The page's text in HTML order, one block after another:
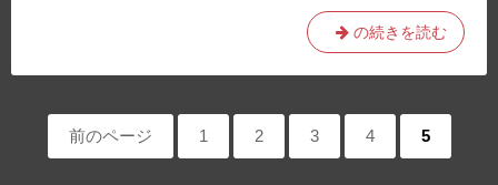
エ
ラ
ー。
DSP
コ
ー
資
の続きを読む
前のページ
ペ
ー
1
ペ
ー
2
ペ
ー
3
ペ
ー
4
ペ
ー
5